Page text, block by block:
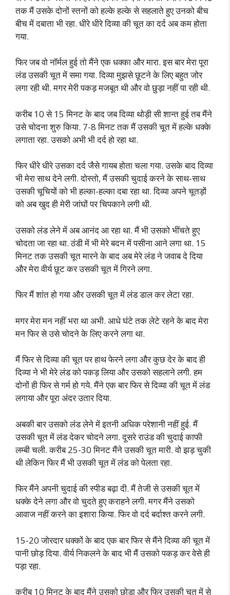
तक मैं उसके दोनों स्तनों को हल्के हल्के से सहलाते हुए उनको बीच
बीच में दबाता भी रहा. धीरे धीरे दिव्या की चूत का दर्द अब कम होता
गया.
फिर जब वो नॉर्मल हुई तो मैंने एक धक्का और मारा. इस बार मेरा पूरा
लंड उसकी चूत में समा गया. दिव्या मुझसे छूटने के लिए बहुत जोर
लगा रही थी. मगर मेरी पकड़ मजबूत थी और वो छुड़ा नहीं पा रही थी.
करीब 10 से 15 मिनट के बाद जब दिव्या थोड़ी सी शान्त हुई तब मैंने
उसे चोदना शुरु किया. 7-8 मिनट तक मैं उसकी चूत में हल्के धक्के
लगाता रहा. उसको अभी भी दर्द हो रहा था.
फिर धीरे धीरे उसका दर्द जैसे गायब होता चला गया. उसके बाद दिव्या
भी मेरा साथ देने लगी. दोस्तो, मैं उसकी चुदाई करने के साथ-साथ
उसकी चूचियों को भी हल्का-हल्का दबा रहा था. दिव्या अपने चूतड़ों
को अब खुद ही मेरी जांघों पर चिपकाने लगी थी.
उसको लंड लेने में अब आनंद आ रहा था. मैं भी उसको भींचते हुए
चोदता जा रहा था. ठंडी में भी मेरे बदन में पसीना आने लगा था. 15
मिनट तक उसकी चूत मारने के बाद अब मेरे लंड ने जवाब दे दिया
और मेरा वीर्य छूट कर उसकी चूत में गिरने लगा.
फिर मैं शांत हो गया और उसकी चूत में लंड डाल कर लेटा रहा.
मगर मेरा मन नहीं भरा था अभी. आधे घंटे तक लेटे रहने के बाद मेरा
मन फिर से उसे चोदने के लिए करने लगा था.
मैं फिर से दिव्या की चूत पर हाथ फेरने लगा और कुछ देर के बाद ही
दिव्या ने भी मेरे लंड को पकड़ लिया और उसको सहलाने लगी. हम
दोनों ही फिर से गर्म हो गये. मैंने एक बार फिर से दिव्या की चूत में लंड
लगाया और पूरा अंदर उतार दिया.
अबकी बार उसको लंड लेने में इतनी अधिक परेशानी नहीं हुई. मैं
उसकी चूत में लंड देकर चोदने लगा. दूसरे राउंड की चुदाई काफी
लम्बी चली. करीब 25-30 मिनट मैंने उसकी चूत मारी. वो झड़ चुकी
थी लेकिन फिर मैं भी उसकी चूत में लंड को पेलता रहा.
फिर मैंने अपनी चुदाई की स्पीड बढ़ा दी. मैं तेजी से उसकी चूत में
धक्के देने लगा और वो चुदते हुए कराहने लगी. मगर मैंने उसको
आवाज नहीं करने का इशारा किया. फिर वो दर्द बर्दाश्त करने लगी.
15-20 जोरदार धक्कों के बाद एक बार फिर से मैंने दिव्या की चूत में
पानी छोड़ दिया. वीर्य निकलने के बाद भी मैं उसको पकड़ कर वेसे ही
पड़ा रहा.
करीब 10 मिनट के बाद मैंने उसको छोड़ा और फिर उसकी चूत में से